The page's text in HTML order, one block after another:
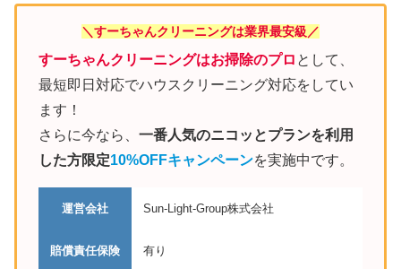
＼すーちゃんクリーニングは業界最安級／
すーちゃんクリーニングはお掃除のプロ として、
最短即日対応でハウスクリーニング対応をしてい
ます！
さらに今なら、 一番人気のニコッとプランを利用
した方限定10%OFFキャンペーンを実施中です。
運営会社 Sun-Light-Group株式会社
賠償責任保険 有り